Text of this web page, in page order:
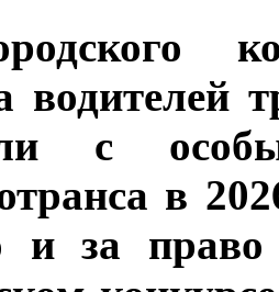
водителей
с
в
и за право